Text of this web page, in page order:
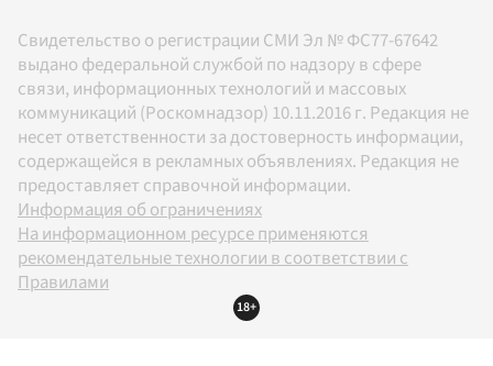
Свидетельство о регистрации СМИ Эл № ФС77-67642
выдано федеральной службой по надзору в сфере
связи, информационных технологий и массовых
коммуникаций (Роскомнадзор) 10.11.2016 г. Редакция не
несет ответственности за достоверность информации,
содержащейся в рекламных объявлениях. Редакция не
предоставляет справочной информации.
Информация об ограничениях
На информационном ресурсе применяются
рекомендательные технологии в соответствии с
Правилами
18+